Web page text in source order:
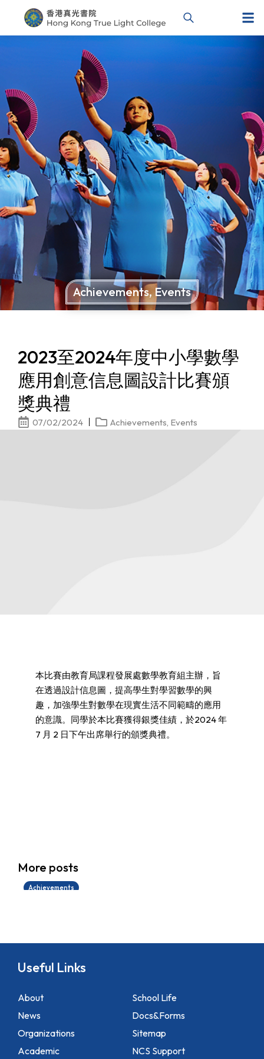
Achievements, Events
2023至2024年度中小學數學
應用創意信息圖設計比賽頒
獎典禮
07/02/2024 Achievements Events
本比賽由教育局課程發展處數學教育組主辦，旨
在透過設計信息圖，提高學生對學習數學的興
趣，加強學生對數學在現實生活不同範疇的應用
的意識。同學於本比賽獲得銀獎佳績，於2024 年
7 月 2 日下午出席舉行的頒獎典禮。
More posts
Achievements
14/07/2026
Useful Links
About
News
Organizations
Academic
School Life
Docs&Forms
Sitemap
NCS Support